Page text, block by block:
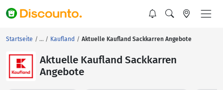
Startseite Kaufland Aktuelle Kaufland Sackkarren Angebote
Aktuelle Kaufland Sackkarren
Angebote